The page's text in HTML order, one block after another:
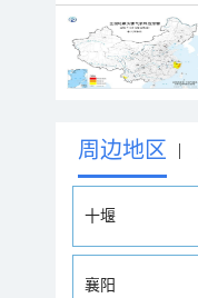
周边地区 |
十堰
襄阳